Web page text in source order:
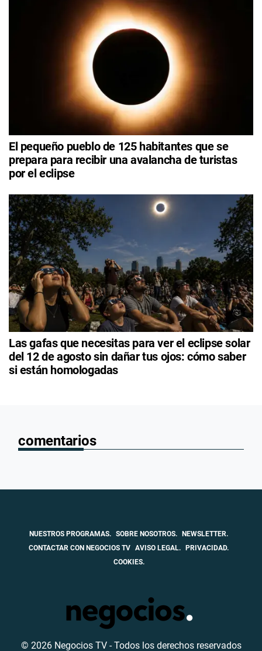
El pequeño pueblo de 125 habitantes que se
prepara para recibir una avalancha de turistas
por el eclipse
Las gafas que necesitas para ver el eclipse solar
del 12 de agosto sin dañar tus ojos: cómo saber
si están homologadas
comentarios
NUESTROS PROGRAMAS. SOBRE NOSOTROS.
NEWSLETTER.
CONTACTAR CON NEGOCIOS TV AVISO LEGAL.
PRIVACIDAD.
COOKIES.
© 2026 Negocios TV - Todos los derechos reservados